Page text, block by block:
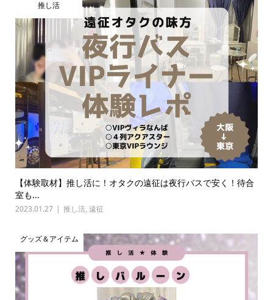
推し活
【体験取材】推し活に！オタクの遠征は夜行バスで安く！待合
室も...
2023.01.27 推し活, 遠征
グッズ＆アイテム